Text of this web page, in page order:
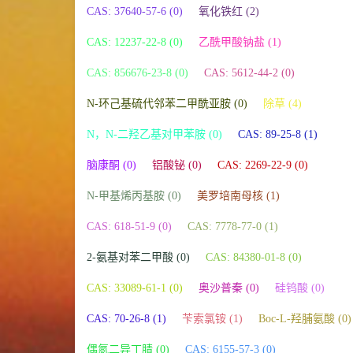
CAS: 37640-57-6 (0) 氧化铁红 (2)
CAS: 12237-22-8 (0) 乙酰甲酸钠盐 (1)
CAS: 856676-23-8 (0) CAS: 5612-44-2 (0)
N-环己基硫代邻苯二甲酰亚胺 (0) 除草 (4)
N，N-二羟乙基对甲苯胺 (0) CAS: 89-25-8 (1)
脑康酮 (0) 铝酸铋 (0) CAS: 2269-22-9 (0)
N-甲基烯丙基胺 (0) 美罗培南母核 (1)
CAS: 618-51-9 (0) CAS: 7778-77-0 (1)
2-氨基对苯二甲酸 (0) CAS: 84380-01-8 (0)
CAS: 33089-61-1 (0) 奥沙普秦 (0) 硅钨酸 (0)
CAS: 70-26-8 (1) 苄索氯铵 (1) Boc-L-羟脯氨酸 (0)
偶氮二异丁腈 (0) CAS: 6155-57-3 (0)